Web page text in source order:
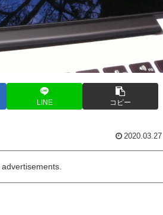
LINE コピー
2020.03.27